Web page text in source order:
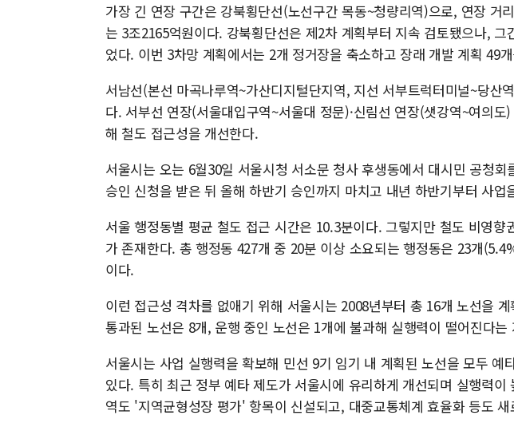
가장 긴 연장 구간은 강북횡단선(노선구간 목동~청량리역)으로, 연장 거
는 3조2165억원이다. 강북횡단선은 제2차 계획부터 지속 검토됐으나, 그
었다. 이번 3차망 계획에서는 2개 정거장을 축소하고 장래 개발 계획 49
서남선(본선 마곡나루역~가산디지털단지역, 지선 서부트럭터미널~당산
다. 서부선 연장(서울대입구역~서울대 정문)·신림선 연장(샛강역~여의
해 철도 접근성을 개선한다.
서울시는 오는 6월30일 서울시청 서소문 청사 후생동에서 대시민 공청
승인 신청을 받은 뒤 올해 하반기 승인까지 마치고 내년 하반기부터 사업
서울 행정동별 평균 철도 접근 시간은 10.3분이다. 그렇지만 철도 비영
가 존재한다. 총 행정동 427개 중 20분 이상 소요되는 행정동은 23개
이다.
이런 접근성 격차를 없애기 위해 서울시는 2008년부터 총 16개 노선을
통과된 노선은 8개, 운행 중인 노선은 1개에 불과해 실행력이 떨어진다는
서울시는 사업 실행력을 확보해 민선 9기 임기 내 계획된 노선을 모두 예
있다. 특히 최근 정부 예타 제도가 서울시에 유리하게 개선되며 실행력이
역도 '지역균형성장 평가' 항목이 신설되고, 대중교통체계 효율화 등도